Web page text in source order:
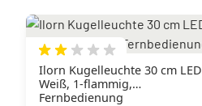
Ilorn Kugelleuchte 30 cm LED
Weiß, 1-flammig,
Fernbedienung